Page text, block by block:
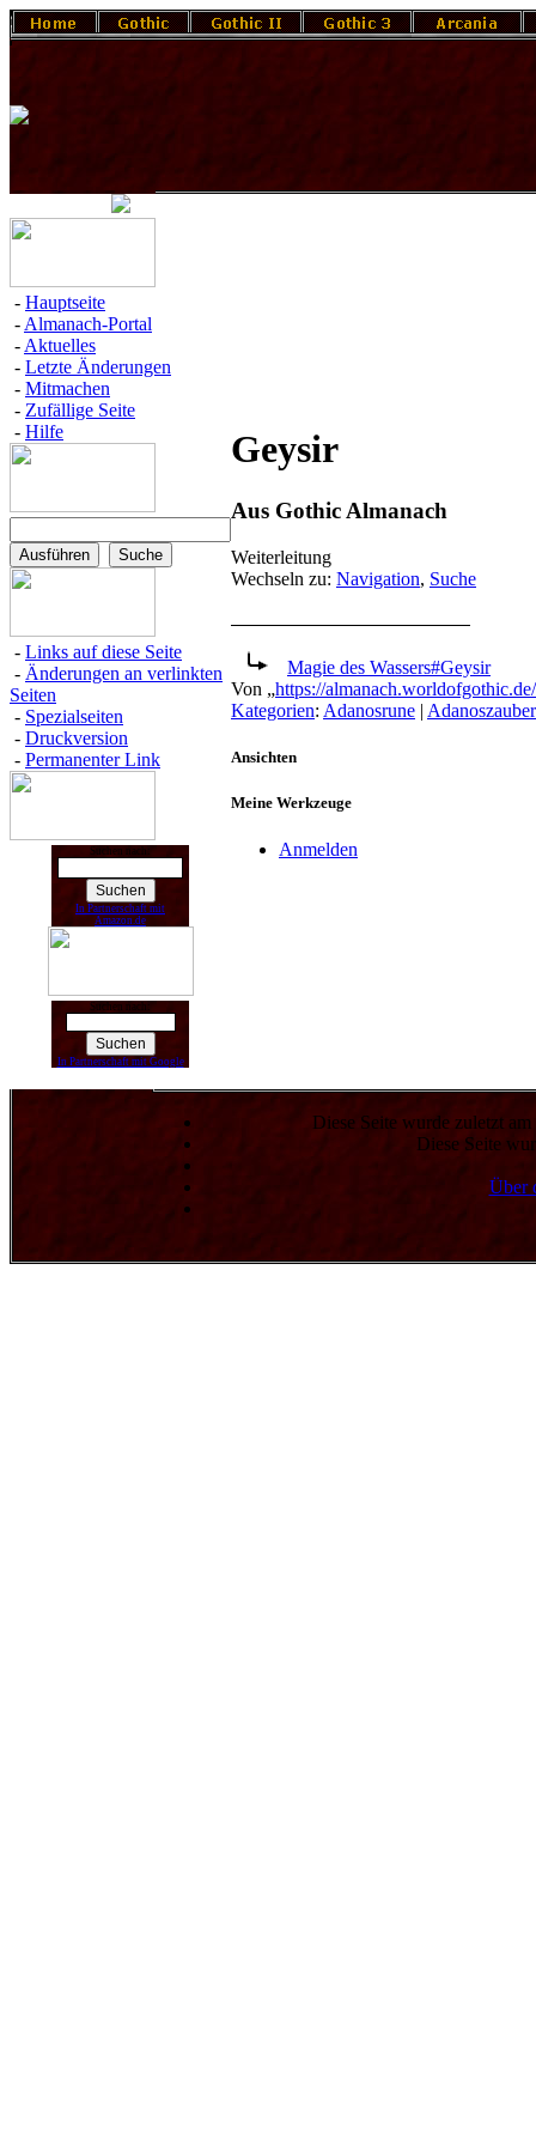
- Hauptseite
- Almanach-Portal
- Aktuelles
- Letzte Änderungen
- Mitmachen
- Zufällige Seite
- Hilfe
- Links auf diese Seite
- Änderungen an verlinkten
Seiten
- Spezialseiten
- Druckversion
- Permanenter Link
Suchen nach:
In Partnerschaft mit
Amazon.de
Suchen nach:
In Partnerschaft mit Google
Geysir
Aus Gothic Almanach
Weiterleitung
Wechseln zu: Navigation, Suche
Magie des Wassers#Geysir
Von „https://
Kategorien: Adanosrune | Adanoszauber
Ansichten
Meine Werkzeuge
Anmelden
Diese Seite wurde zuletzt
Diese Seite
Über